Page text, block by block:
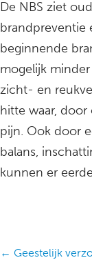
De NBS ziet
brandpreventie
beginnende
mogelijk
zicht- en
hitte waar,
pijn. Ook door
balans,
kunnen er
Posts
← Geestelijk